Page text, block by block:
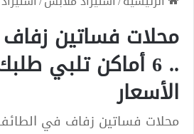
محلات فساتين
.. 6 أماكن تلبي
الأسعار
محلات فساتين زفاف في